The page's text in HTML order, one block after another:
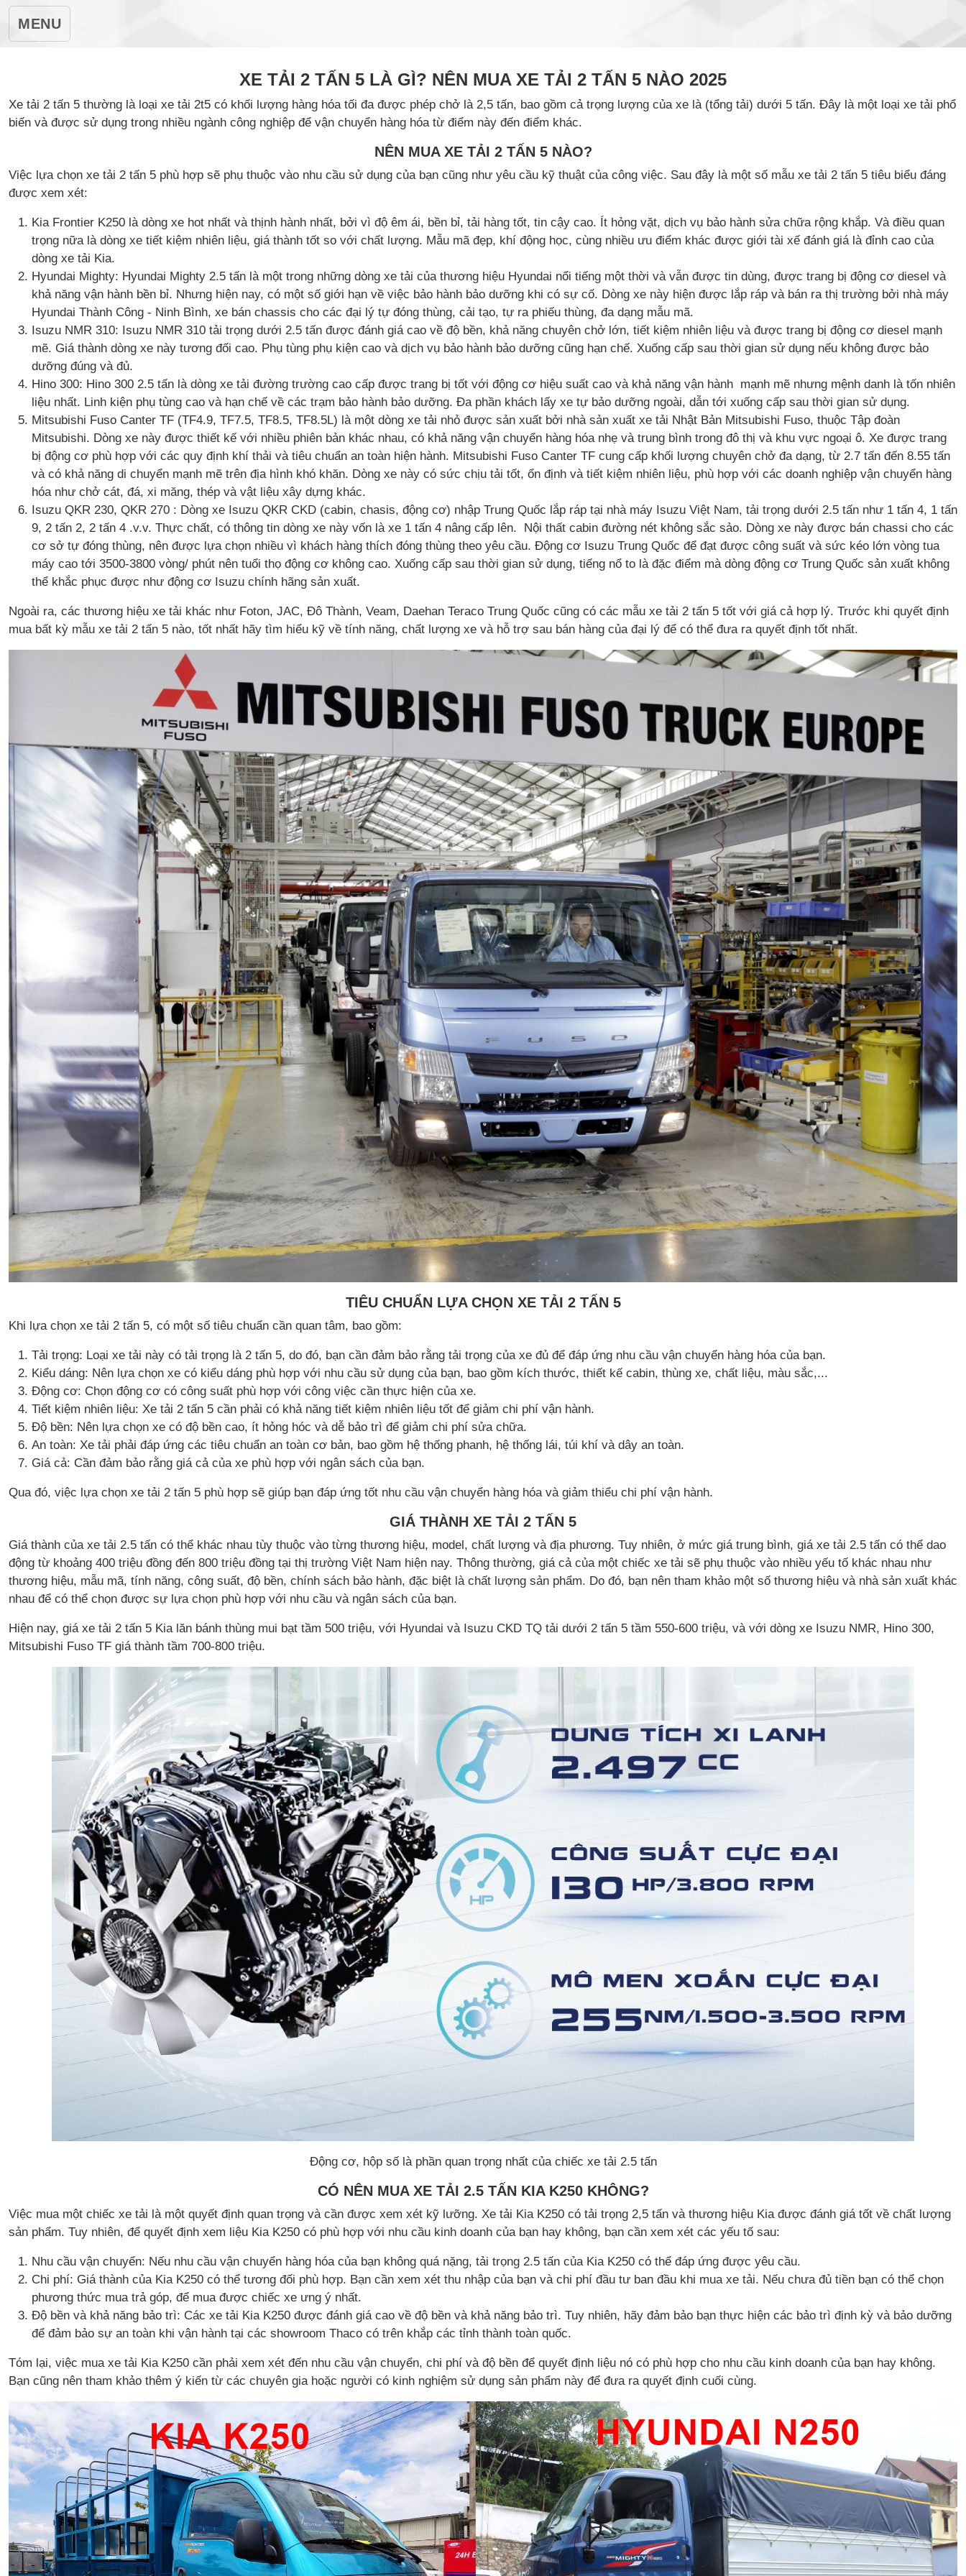
MENU
XE TẢI 2 TẤN 5 LÀ GÌ? NÊN MUA XE TẢI 2 TẤN 5 NÀO 2025
Xe tải 2 tấn 5 thường là loại xe tải 2t5 có khối lượng hàng hóa tối đa được phép chở là 2,5 tấn, bao gồm cả trọng lượng của xe là (tổng tải) dưới 5 tấn. Đây là một loại xe tải phổ
biến và được sử dụng trong nhiều ngành công nghiệp để vận chuyển hàng hóa từ điểm này đến điểm khác.
NÊN MUA XE TẢI 2 TẤN 5 NÀO?
Việc lựa chọn xe tải 2 tấn 5 phù hợp sẽ phụ thuộc vào nhu cầu sử dụng của bạn cũng như yêu cầu kỹ thuật của công việc. Sau đây là một số mẫu xe tải 2 tấn 5 tiêu biểu đáng
được xem xét:
Kia Frontier K250 là dòng xe hot nhất và thịnh hành nhất, bởi vì độ êm ái, bền bỉ, tải hàng tốt, tin cậy cao. Ít hỏng vặt, dịch vụ bảo hành sửa chữa rộng khắp. Và điều quan
trọng nữa là dòng xe tiết kiệm nhiên liệu, giá thành tốt so với chất lượng. Mẫu mã đẹp, khí động học, cùng nhiều ưu điểm khác được giới tài xế đánh giá là đỉnh cao của
dòng xe tải Kia.
Hyundai Mighty: Hyundai Mighty 2.5 tấn là một trong những dòng xe tải của thương hiệu Hyundai nổi tiếng một thời và vẫn được tin dùng, được trang bị động cơ diesel và
khả năng vận hành bền bỉ. Nhưng hiện nay, có một số giới hạn về việc bảo hành bảo dưỡng khi có sự cố. Dòng xe này hiện được lắp ráp và bán ra thị trường bởi nhà máy
Hyundai Thành Công - Ninh Bình, xe bán chassis cho các đại lý tự đóng thùng, cải tạo, tự ra phiếu thùng, đa dạng mẫu mã.
Isuzu NMR 310: Isuzu NMR 310 tải trọng dưới 2.5 tấn được đánh giá cao về độ bền, khả năng chuyên chở lớn, tiết kiệm nhiên liệu và được trang bị động cơ diesel mạnh
mẽ. Giá thành dòng xe này tương đối cao. Phụ tùng phụ kiện cao và dịch vụ bảo hành bảo dưỡng cũng hạn chế. Xuống cấp sau thời gian sử dụng nếu không được bảo
dưỡng đúng và đủ.
Hino 300: Hino 300 2.5 tấn là dòng xe tải đường trường cao cấp được trang bị tốt với động cơ hiệu suất cao và khả năng vận hành mạnh mẽ nhưng mệnh danh là tốn nhiên
liệu nhất. Linh kiện phụ tùng cao và hạn chế về các trạm bảo hành bảo dưỡng. Đa phần khách lấy xe tự bảo dưỡng ngoài, dẫn tới xuống cấp sau thời gian sử dụng.
Mitsubishi Fuso Canter TF (TF4.9, TF7.5, TF8.5, TF8.5L) là một dòng xe tải nhỏ được sản xuất bởi nhà sản xuất xe tải Nhật Bản Mitsubishi Fuso, thuộc Tập đoàn
Mitsubishi. Dòng xe này được thiết kế với nhiều phiên bản khác nhau, có khả năng vận chuyển hàng hóa nhẹ và trung bình trong đô thị và khu vực ngoại ô. Xe được trang
bị động cơ phù hợp với các quy định khí thải và tiêu chuẩn an toàn hiện hành. Mitsubishi Fuso Canter TF cung cấp khối lượng chuyên chở đa dạng, từ 2.7 tấn đến 8.55 tấn
và có khả năng di chuyển mạnh mẽ trên địa hình khó khăn. Dòng xe này có sức chịu tải tốt, ổn định và tiết kiệm nhiên liệu, phù hợp với các doanh nghiệp vận chuyển hàng
hóa như chở cát, đá, xi măng, thép và vật liệu xây dựng khác.
Isuzu QKR 230, QKR 270 : Dòng xe Isuzu QKR CKD (cabin, chasis, động cơ) nhập Trung Quốc lắp ráp tại nhà máy Isuzu Việt Nam, tải trọng dưới 2.5 tấn như 1 tấn 4, 1 tấn
9, 2 tấn 2, 2 tấn 4 .v.v. Thực chất, có thông tin dòng xe này vốn là xe 1 tấn 4 nâng cấp lên. Nội thất cabin đường nét không sắc sảo. Dòng xe này được bán chassi cho các
cơ sở tự đóng thùng, nên được lựa chọn nhiều vì khách hàng thích đóng thùng theo yêu cầu. Động cơ Isuzu Trung Quốc để đạt được công suất và sức kéo lớn vòng tua
máy cao tới 3500-3800 vòng/ phút nên tuổi thọ động cơ không cao. Xuống cấp sau thời gian sử dụng, tiếng nổ to là đặc điểm mà dòng động cơ Trung Quốc sản xuất không
thể khắc phục được như động cơ Isuzu chính hãng sản xuất.
Ngoài ra, các thương hiệu xe tải khác như Foton, JAC, Đô Thành, Veam, Daehan Teraco Trung Quốc cũng có các mẫu xe tải 2 tấn 5 tốt với giá cả hợp lý. Trước khi quyết định
mua bất kỳ mẫu xe tải 2 tấn 5 nào, tốt nhất hãy tìm hiểu kỹ về tính năng, chất lượng xe và hỗ trợ sau bán hàng của đại lý để có thể đưa ra quyết định tốt nhất.
TIÊU CHUẨN LỰA CHỌN XE TẢI 2 TẤN 5
Khi lựa chọn xe tải 2 tấn 5, có một số tiêu chuẩn cần quan tâm, bao gồm:
Tải trọng: Loại xe tải này có tải trọng là 2 tấn 5, do đó, bạn cần đảm bảo rằng tải trọng của xe đủ để đáp ứng nhu cầu vận chuyển hàng hóa của bạn.
Kiểu dáng: Nên lựa chọn xe có kiểu dáng phù hợp với nhu cầu sử dụng của bạn, bao gồm kích thước, thiết kế cabin, thùng xe, chất liệu, màu sắc,...
Động cơ: Chọn động cơ có công suất phù hợp với công việc cần thực hiện của xe.
Tiết kiệm nhiên liệu: Xe tải 2 tấn 5 cần phải có khả năng tiết kiệm nhiên liệu tốt để giảm chi phí vận hành.
Độ bền: Nên lựa chọn xe có độ bền cao, ít hỏng hóc và dễ bảo trì để giảm chi phí sửa chữa.
An toàn: Xe tải phải đáp ứng các tiêu chuẩn an toàn cơ bản, bao gồm hệ thống phanh, hệ thống lái, túi khí và dây an toàn.
Giá cả: Cần đảm bảo rằng giá cả của xe phù hợp với ngân sách của bạn.
Qua đó, việc lựa chọn xe tải 2 tấn 5 phù hợp sẽ giúp bạn đáp ứng tốt nhu cầu vận chuyển hàng hóa và giảm thiểu chi phí vận hành.
GIÁ THÀNH XE TẢI 2 TẤN 5
Giá thành của xe tải 2.5 tấn có thể khác nhau tùy thuộc vào từng thương hiệu, model, chất lượng và địa phương. Tuy nhiên, ở mức giá trung bình, giá xe tải 2.5 tấn có thể dao
động từ khoảng 400 triệu đồng đến 800 triệu đồng tại thị trường Việt Nam hiện nay. Thông thường, giá cả của một chiếc xe tải sẽ phụ thuộc vào nhiều yếu tố khác nhau như
thương hiệu, mẫu mã, tính năng, công suất, độ bền, chính sách bảo hành, đặc biệt là chất lượng sản phẩm. Do đó, bạn nên tham khảo một số thương hiệu và nhà sản xuất khác
nhau để có thể chọn được sự lựa chọn phù hợp với nhu cầu và ngân sách của bạn.
Hiện nay, giá xe tải 2 tấn 5 Kia lăn bánh thùng mui bạt tầm 500 triệu, với Hyundai và Isuzu CKD TQ tải dưới 2 tấn 5 tầm 550-600 triệu, và với dòng xe Isuzu NMR, Hino 300,
Mitsubishi Fuso TF giá thành tầm 700-800 triệu.
Động cơ, hộp số là phần quan trọng nhất của chiếc xe tải 2.5 tấn
CÓ NÊN MUA XE TẢI 2.5 TẤN KIA K250 KHÔNG?
Việc mua một chiếc xe tải là một quyết định quan trọng và cần được xem xét kỹ lưỡng. Xe tải Kia K250 có tải trọng 2,5 tấn và thương hiệu Kia được đánh giá tốt về chất lượng
sản phẩm. Tuy nhiên, để quyết định xem liệu Kia K250 có phù hợp với nhu cầu kinh doanh của bạn hay không, bạn cần xem xét các yếu tố sau:
Nhu cầu vận chuyển: Nếu nhu cầu vận chuyển hàng hóa của bạn không quá nặng, tải trọng 2.5 tấn của Kia K250 có thể đáp ứng được yêu cầu.
Chi phí: Giá thành của Kia K250 có thể tương đối phù hợp. Bạn cần xem xét thu nhập của bạn và chi phí đầu tư ban đầu khi mua xe tải. Nếu chưa đủ tiền bạn có thể chọn
phương thức mua trả góp, để mua được chiếc xe ưng ý nhất.
Độ bền và khả năng bảo trì: Các xe tải Kia K250 được đánh giá cao về độ bền và khả năng bảo trì. Tuy nhiên, hãy đảm bảo bạn thực hiện các bảo trì định kỳ và bảo dưỡng
để đảm bảo sự an toàn khi vận hành tại các showroom Thaco có trên khắp các tỉnh thành toàn quốc.
Tóm lại, việc mua xe tải Kia K250 cần phải xem xét đến nhu cầu vận chuyển, chi phí và độ bền để quyết định liệu nó có phù hợp cho nhu cầu kinh doanh của bạn hay không.
Bạn cũng nên tham khảo thêm ý kiến ​​từ các chuyên gia hoặc người có kinh nghiệm sử dụng sản phẩm này để đưa ra quyết định cuối cùng.